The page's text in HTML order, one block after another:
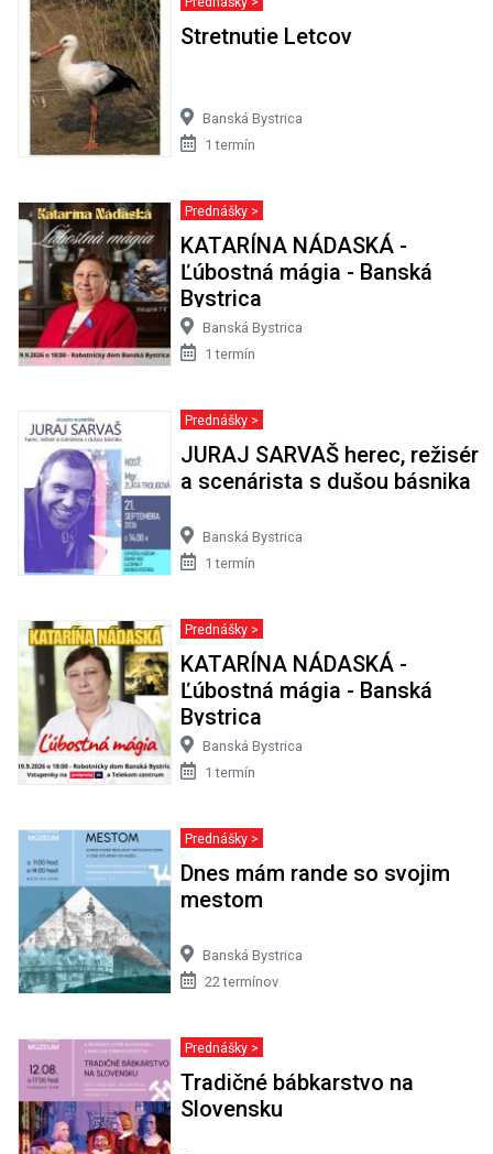
Stretnutie Letcov
Banská Bystrica
1 termín
Prednášky >
KATARÍNA NÁDASKÁ -
Ľúbostná mágia - Banská
Bystrica
Banská Bystrica
1 termín
Prednášky >
JURAJ SARVAŠ herec, režisér
a scenárista s dušou básnika
Banská Bystrica
1 termín
Prednášky >
KATARÍNA NÁDASKÁ -
Ľúbostná mágia - Banská
Bystrica
Banská Bystrica
1 termín
Prednášky >
Dnes mám rande so svojim
mestom
Banská Bystrica
22 termínov
Prednášky >
Tradičné bábkarstvo na
Slovensku